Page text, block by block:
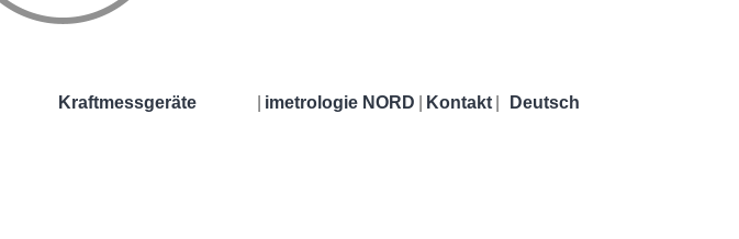
Kraftmessgeräte
imetrologie NORD
Kontakt
Deutsch